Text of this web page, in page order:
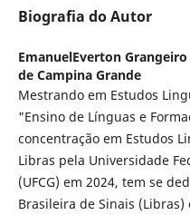
Biografia do Autor
EmanuelEverton Grangeiro
de Campina Grande
Mestrando em Estudos
"Ensino de Línguas e
concentração em Estudos
Libras pela Universidade
(UFCG) em 2024, tem se
Brasileira de Sinais